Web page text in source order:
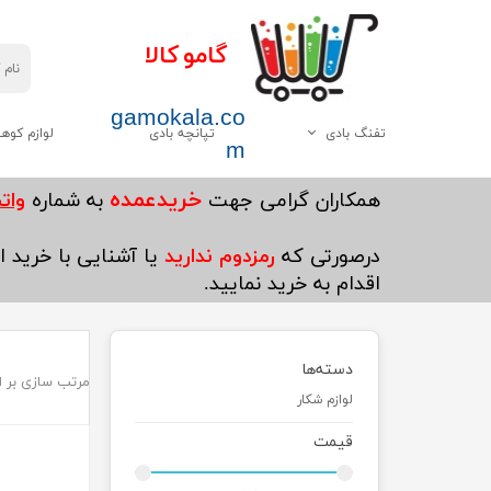
گامو کالا
gamokala.co
m
تفنگ بادی
همه موارد این دسته
وایرخ
تپانچه بادی لوازم
چاقو تبر
کوله پشتی
کفش کوهنوردی
چراغ قوه
​همکاران گرامی جهتخریدعمده به شماره
درصورتی که رمزدوم ندارید یا آشنایی با خرید
اقدام به خرید نمایید.
دسته‌ها
لوازم شکار
قیمت
مرتب سازی